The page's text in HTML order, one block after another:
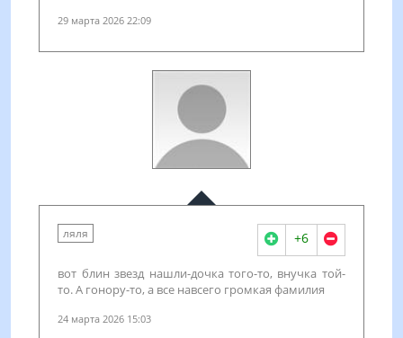
29 марта 2026 22:09
ляля +6
вот блин звезд нашли-дочка того-то, внучка той-
то. А гонору-то, а все навсего громкая фамилия
24 марта 2026 15:03